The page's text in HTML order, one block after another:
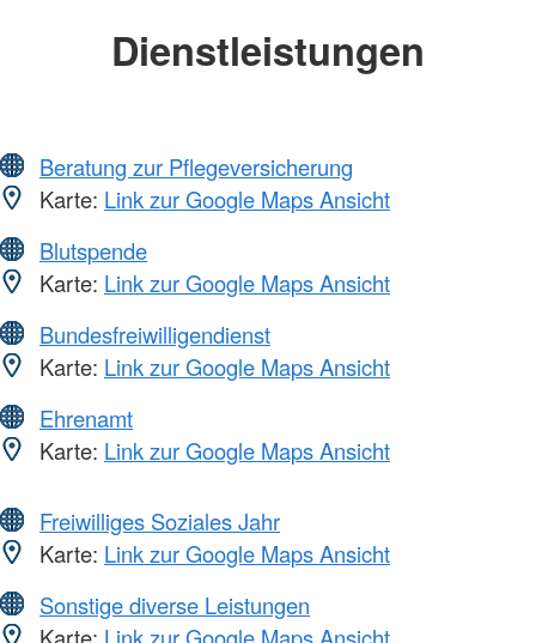
Dienstleistungen
Beratung zur Pflegeversicherung
Karte: Link zur Google Maps Ansicht
Blutspende
Karte: Link zur Google Maps Ansicht
Bundesfreiwilligendienst
Karte: Link zur Google Maps Ansicht
Ehrenamt
Karte: Link zur Google Maps Ansicht
Freiwilliges Soziales Jahr
Karte: Link zur Google Maps Ansicht
Sonstige diverse Leistungen
Karte: Link zur Google Maps Ansicht